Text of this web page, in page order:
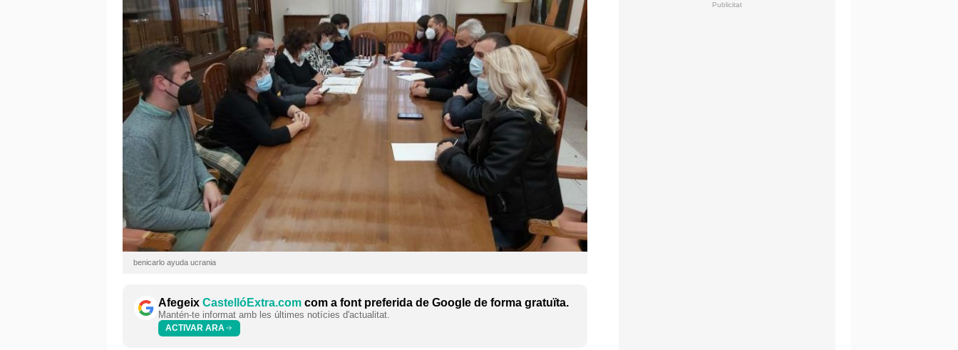
benicarlo ayuda ucrania
Afegeix CastellóExtra.com com a font preferida de Google de forma gratuïta.
Mantén-te informat amb les últimes notícies d'actualitat.
ACTIVAR ARA